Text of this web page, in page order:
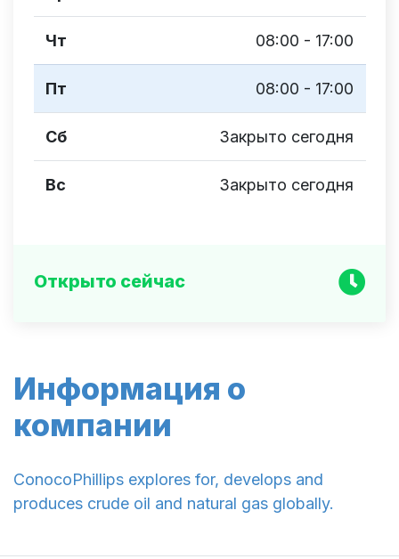
Информация о
компании
ConocoPhillips explores for, develops and
produces crude oil and natural gas globally.
Чт 08:00 - 17:00
Пт 08:00 - 17:00
Сб Закрыто сегодня
Вс Закрыто сегодня
Открыто сейчас